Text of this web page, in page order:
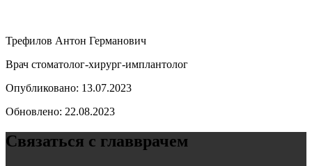
Трефилов Антон Германович
Врач стоматолог-хирург-имплантолог
Опубликовано: 13.07.2023
Обновлено: 22.08.2023
Связаться с главврачем